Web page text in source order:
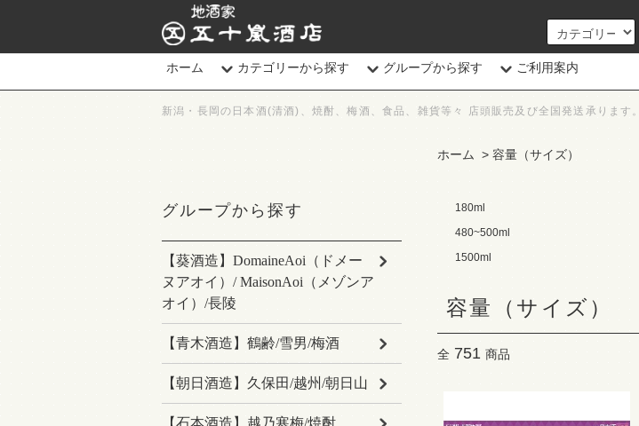
ホーム カテゴリーから探す グループから探す ご利用案内
新潟・長岡の日本酒(清酒)、焼酎、梅酒、食品、雑貨等々 店頭販売及び全国発送承ります。
ホーム > 容量（サイズ）
180ml
480~500ml
1500ml
容量（サイズ）
全 751 商品
グループから探す
【葵酒造】DomaineAoi（ドメー
ヌアオイ）/ MaisonAoi（メゾンア
オイ）/長陵
【青木酒造】鶴齢/雪男/梅酒
【朝日酒造】久保田/越州/朝日山
【石本酒造】越乃寒梅/焼酎